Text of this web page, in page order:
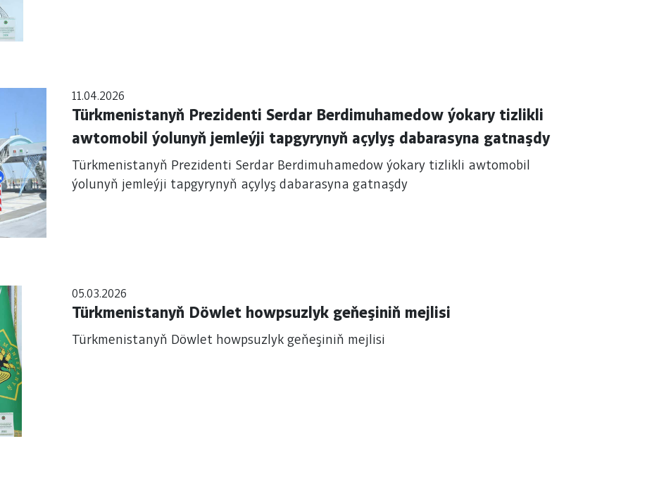
11.04.2026
Türkmenistanyň Prezidenti Serdar Berdimuhamedow ýokary tizlikli
awtomobil ýolunyň jemleýji tapgyrynyň açylyş dabarasyna gatnaşdy
Türkmenistanyň Prezidenti Serdar Berdimuhamedow ýokary tizlikli awtomobil
ýolunyň jemleýji tapgyrynyň açylyş dabarasyna gatnaşdy
05.03.2026
Türkmenistanyň Döwlet howpsuzlyk geňeşiniň mejlisi
Türkmenistanyň Döwlet howpsuzlyk geňeşiniň mejlisi